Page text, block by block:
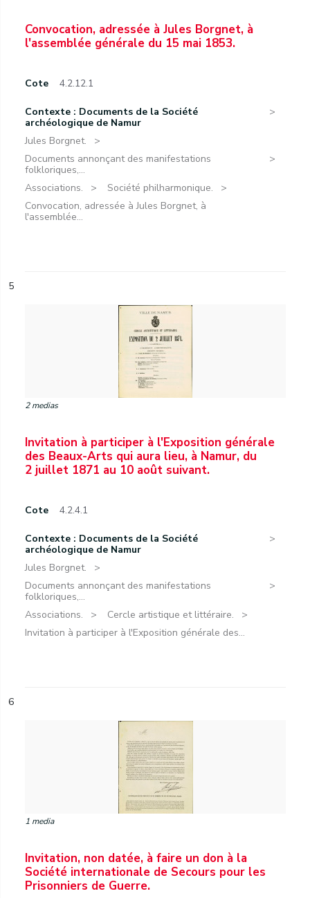
Convocation, adressée à Jules Borgnet, à
l'assemblée générale du 15 mai 1853.
Cote 4.2.12.1
Contexte : Documents de la Société
archéologique de Namur
Jules Borgnet.
Documents annonçant des manifestations
folkloriques,...
Associations.
Société philharmonique.
Convocation, adressée à Jules Borgnet, à
l'assemblée...
5
2 medias
Invitation à participer à l'Exposition générale
des Beaux-Arts qui aura lieu, à Namur, du
2 juillet 1871 au 10 août suivant.
Cote 4.2.4.1
Contexte : Documents de la Société
archéologique de Namur
Jules Borgnet.
Documents annonçant des manifestations
folkloriques,...
Associations.
Cercle artistique et littéraire.
Invitation à participer à l'Exposition générale des...
6
1 media
Invitation, non datée, à faire un don à la
Société internationale de Secours pour les
Prisonniers de Guerre.